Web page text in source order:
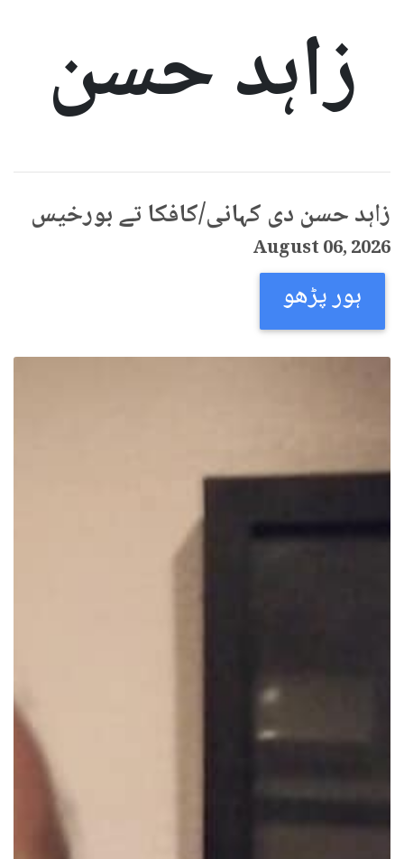
زاہد حسن
زاہد حسن دی کہانی/کافکا تے بورخیس
August 06, 2026
ہور پڑھو